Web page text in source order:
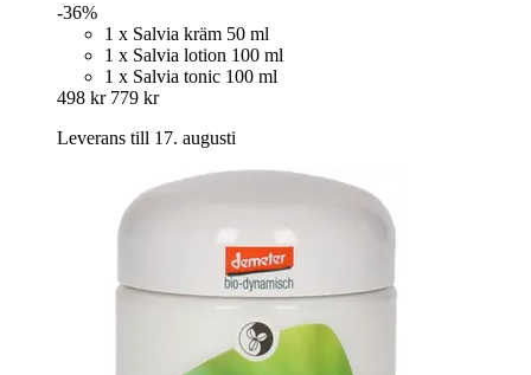
-36%
1 x Salvia kräm 50 ml
1 x Salvia lotion 100 ml
1 x Salvia tonic 100 ml
498 kr 779 kr
Leverans till 17. augusti